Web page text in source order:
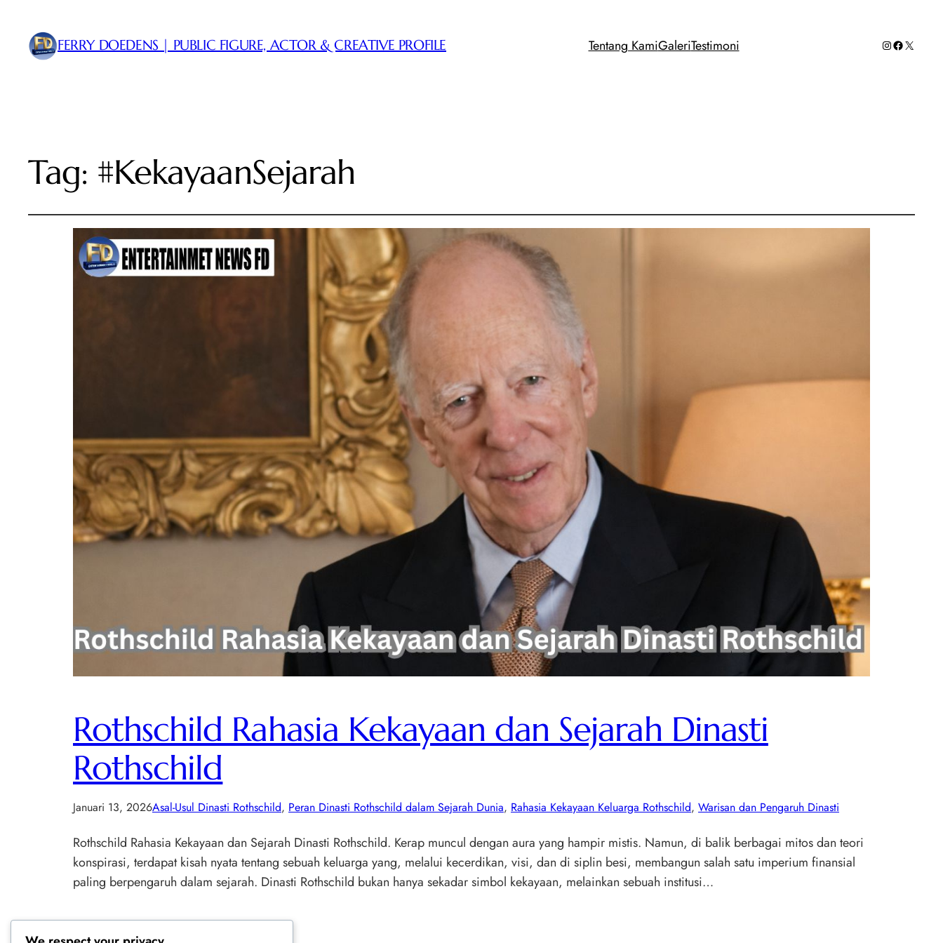
FERRY DOEDENS | PUBLIC FIGURE, ACTOR & CREATIVE PROFILE Tentang KamiGaleriTestimoni Instagram
Facebook
X
Tag: #KekayaanSejarah
Rothschild Rahasia Kekayaan dan Sejarah Dinasti
Rothschild
Januari 13, 2026Asal-Usul Dinasti Rothschild, Peran Dinasti Rothschild dalam Sejarah Dunia, Rahasia Kekayaan Keluarga Rothschild, Warisan dan Pengaruh Dinasti
Rothschild Rahasia Kekayaan dan Sejarah Dinasti Rothschild. Kerap muncul dengan aura yang hampir mistis. Namun, di balik berbagai mitos dan teori
konspirasi, terdapat kisah nyata tentang sebuah keluarga yang, melalui kecerdikan, visi, dan di siplin besi, membangun salah satu imperium finansial
paling berpengaruh dalam sejarah. Dinasti Rothschild bukan hanya sekadar simbol kekayaan, melainkan sebuah institusi…